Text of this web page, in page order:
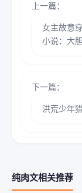
上一篇：
女主故意
小说：大
下一篇：
洪荒少年
纯肉文相关推荐